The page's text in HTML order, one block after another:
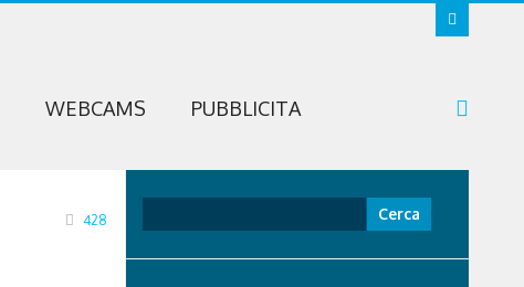
WEBCAMS PUBBLICITA
428